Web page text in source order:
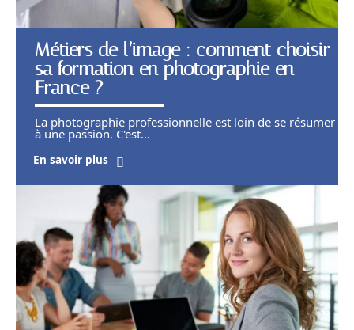
Métiers de l’image : comment choisir
sa formation en photographie en
France ?
La photographie professionnelle est loin de se résumer
à une passion. C'est…
En savoir plus